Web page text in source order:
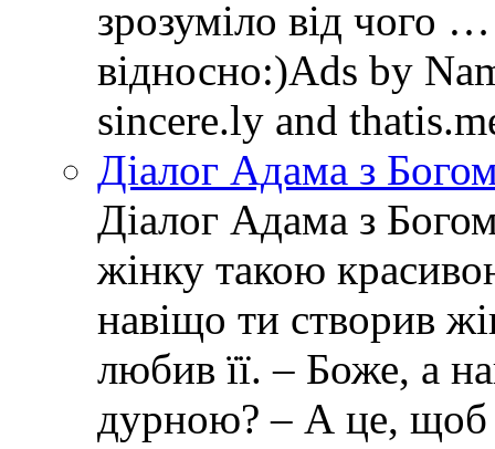
зрозуміло від чого
відносно:)Ads by
sincere.ly and
Діалог Адама з
Діалог Адама з
жінку такою
навіщо ти створив
любив її. – Боже, а
дурною? – А це, щоб